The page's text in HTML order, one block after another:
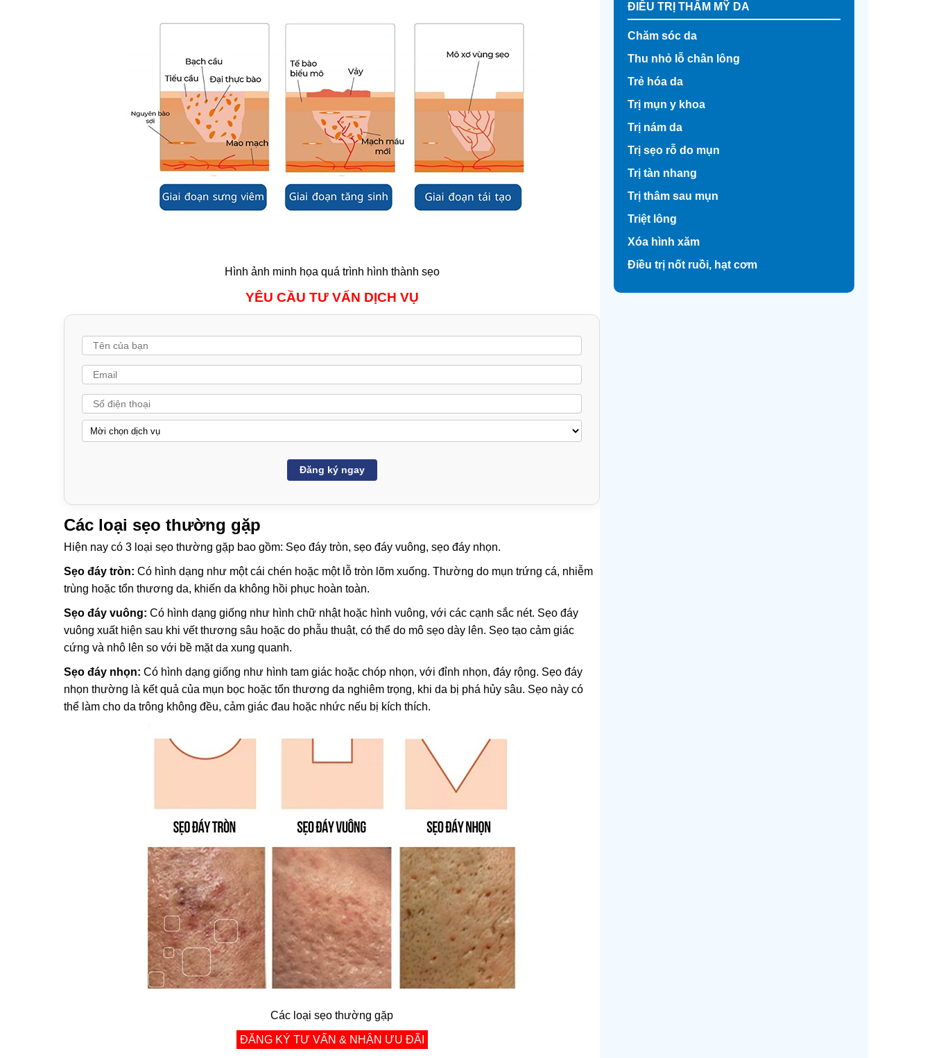
Hình ảnh minh họa quá trình hình thành sẹo
YÊU CẦU TƯ VẤN DỊCH VỤ
Đăng ký ngay
Các loại sẹo thường gặp
Hiện nay có 3 loại sẹo thường gặp bao gồm: Sẹo đáy tròn, sẹo đáy vuông, sẹo đáy nhọn.
Sẹo đáy tròn: Có hình dạng như một cái chén hoặc một lỗ tròn lõm xuống. Thường do mụn trứng cá, nhiễm
trùng hoặc tổn thương da, khiến da không hồi phục hoàn toàn.
Sẹo đáy vuông: Có hình dạng giống như hình chữ nhật hoặc hình vuông, với các cạnh sắc nét. Sẹo đáy
vuông xuất hiện sau khi vết thương sâu hoặc do phẫu thuật, có thể do mô sẹo dày lên. Sẹo tạo cảm giác
cứng và nhô lên so với bề mặt da xung quanh.
Sẹo đáy nhọn: Có hình dạng giống như hình tam giác hoặc chóp nhọn, với đỉnh nhọn, đáy rộng. Sẹo đáy
nhọn thường là kết quả của mụn bọc hoặc tổn thương da nghiêm trọng, khi da bị phá hủy sâu. Sẹo này có
thể làm cho da trông không đều, cảm giác đau hoặc nhức nếu bị kích thích.
Các loại sẹo thường gặp
ĐĂNG KÝ TƯ VẤN & NHẬN ƯU ĐÃI
ĐIỀU TRỊ THẨM MỸ DA
Chăm sóc da
Thu nhỏ lỗ chân lông
Trẻ hóa da
Trị mụn y khoa
Trị nám da
Trị sẹo rỗ do mụn
Trị tàn nhang
Trị thâm sau mụn
Triệt lông
Xóa hình xăm
Điều trị nốt ruồi, hạt cơm